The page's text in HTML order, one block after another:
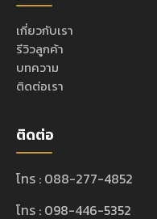
เกี่ยวกับเรา
รีวิวลูกค้า
บทความ
ติดต่อเรา
ติดต่อ
โทร : 088-277-4852
โทร : 098-446-5352